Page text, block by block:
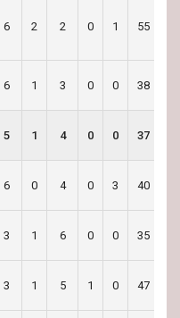
6 2 2 0 1 55
6 1 3 0 0 38
5 1 4 0 0 37
6 0 4 0 3 40
3 1 6 0 0 35
3 1 5 1 0 47